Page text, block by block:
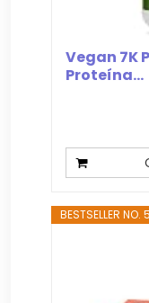
Vegan 7K
Proteína...
BESTSELLER NO. 5